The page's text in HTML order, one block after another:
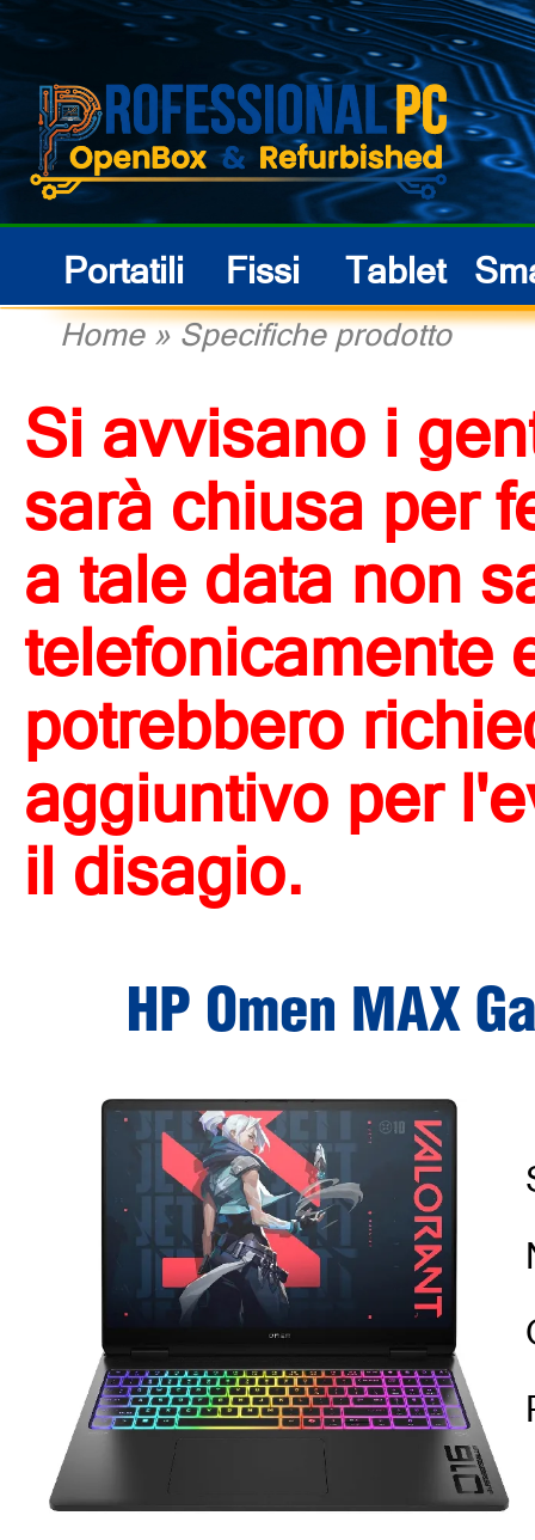
Portatili Fissi Tablet
Home»Specifiche prodotto
Si avvisano i
sarà chiusa per
a tale data non
telefonicamente
potrebbero
aggiuntivo per
il disagio.
HP Omen MAX